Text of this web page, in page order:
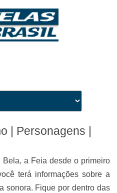
| Personagens |
a Feia desde o primeiro
terá informações sobre a
sonora. Fique por dentro das